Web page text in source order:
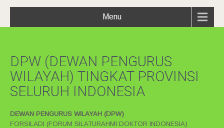
Menu
DPW (DEWAN PENGURUS
WILAYAH) TINGKAT PROVINSI
SELURUH INDONESIA
DEWAN PENGURUS WILAYAH (DPW)
FORSILADI (FORUM SILATURAHMI DOKTOR INDONESIA)